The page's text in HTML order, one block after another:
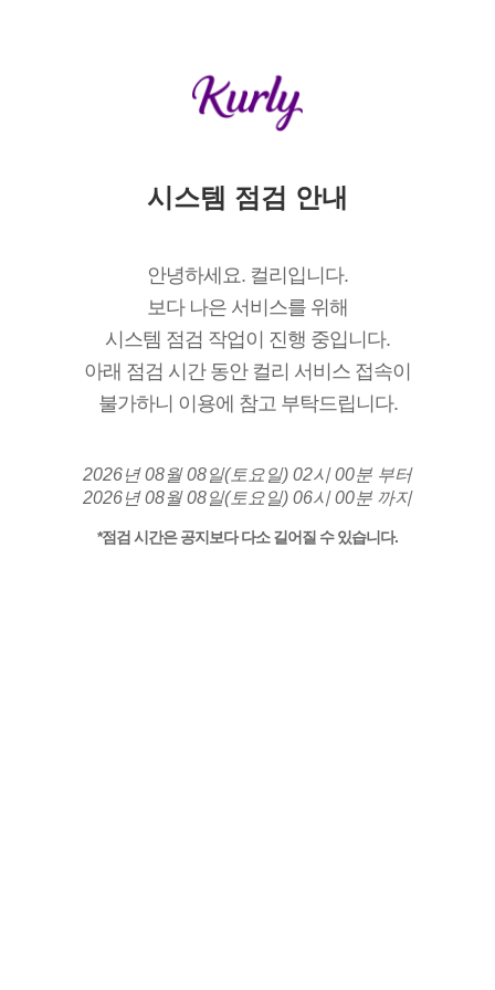
시스템 점검 안내
안녕하세요. 컬리입니다.
보다 나은 서비스를 위해
시스템 점검 작업이 진행 중입니다.
아래 점검 시간 동안 컬리 서비스 접속이
불가하니 이용에 참고 부탁드립니다.
2026년 08월 08일(토요일) 02시 00분 부터
2026년 08월 08일(토요일) 06시 00분 까지
*점검 시간은 공지보다 다소 길어질 수 있습니다.